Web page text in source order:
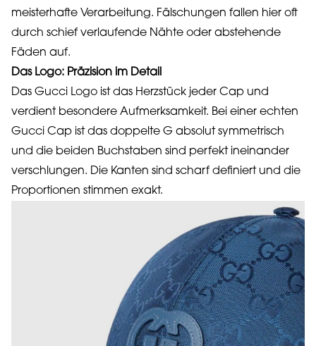
meisterhafte Verarbeitung. Fälschungen fallen hier oft
durch schief verlaufende Nähte oder abstehende
Fäden auf.
Das Logo: Präzision im Detail
Das Gucci Logo ist das Herzstück jeder Cap und
verdient besondere Aufmerksamkeit. Bei einer echten
Gucci Cap ist das doppelte G absolut symmetrisch
und die beiden Buchstaben sind perfekt ineinander
verschlungen. Die Kanten sind scharf definiert und die
Proportionen stimmen exakt.